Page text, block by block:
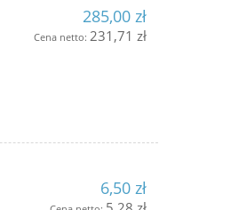
285,00 zł
Cena netto: 231,71 zł
6,50 zł